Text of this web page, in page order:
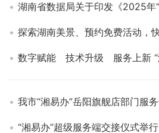
“湘易办”超级服务端交接仪式举行